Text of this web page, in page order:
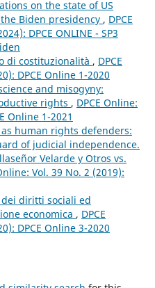
on the state of US
Biden presidency , DPCE
DPCE ONLINE - SP3
di costituzionalità , DPCE
DPCE Online 1-2020
and misogyny:
rights , DPCE Online:
Online 1-2021
as human rights defenders:
of judicial independence.
Velarde y Otros vs.
Vol. 39 No. 2 (2019):
diritti sociali ed
economica , DPCE
DPCE Online 3-2020